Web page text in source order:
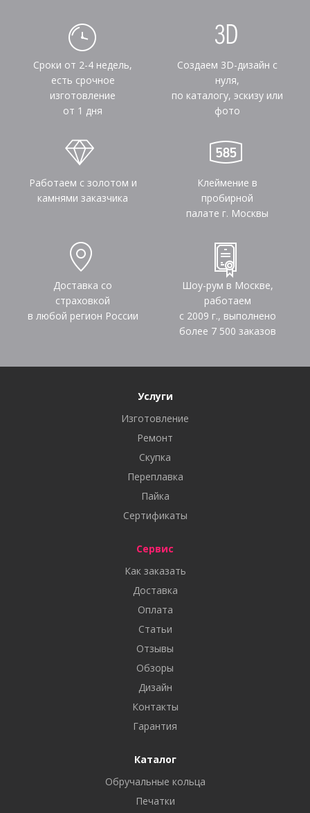
Сроки от 2-4 недель,
есть срочное
изготовление
от 1 дня
Создаем 3D-дизайн с
нуля,
по каталогу, эскизу или
фото
Работаем с золотом и
камнями заказчика
Клеймение в
пробирной
палате г. Москвы
Доставка со
страховкой
в любой регион России
Шоу-рум в Москве,
работаем
с 2009 г., выполнено
более 7 500 заказов
Услуги
Изготовление
Ремонт
Скупка
Переплавка
Пайка
Сертификаты
Сервис
Как заказать
Доставка
Оплата
Статьи
Отзывы
Обзоры
Дизайн
Контакты
Гарантия
Каталог
Обручальные кольца
Печатки